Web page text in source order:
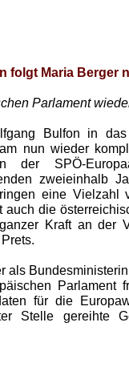
folgt Maria Berger
Parlament
Bulfon in das
nun wieder
der SPÖ-
zweieinhalb
eine Vielzahl
die
Kraft an der
als
Parlament
für die
Stelle gereihte